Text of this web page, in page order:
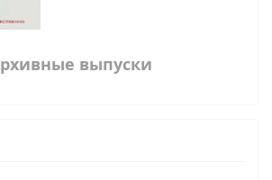
выпуски